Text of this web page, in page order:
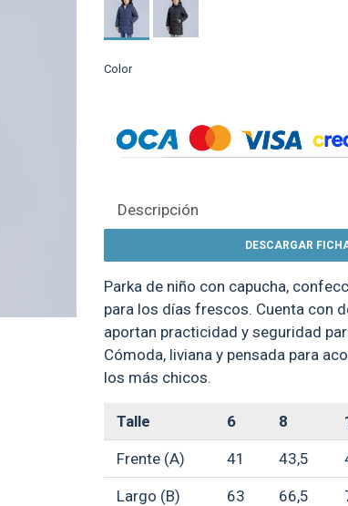
Color
Descripción
DESCARGAR
Parka de niño con capucha,
para los días frescos. Cuenta con
aportan practicidad y seguridad
Cómoda, liviana y pensada para
los más chicos.
Talle 6 8
Frente (A) 41 43,5
Largo (B) 63 66,5